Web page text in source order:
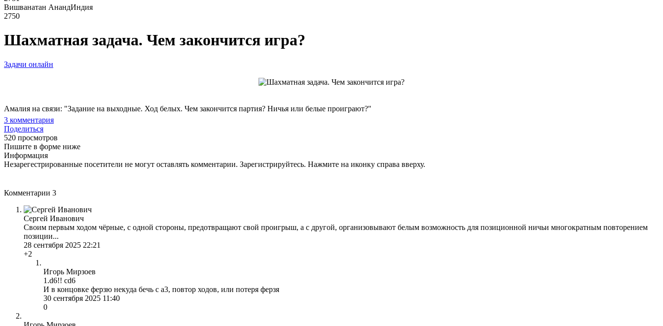
Вишванатан АнандИндия
2750
Шахматная задача. Чем закончится игра?
Задачи онлайн
Амалия на связи: "Задание на выходные. Ход белых. Чем закончится партия? Ничья или белые проиграют?"
3 комментария
Поделиться
520 просмотров
Пишите в форме ниже
Информация
Незарегестрированные посетители не могут оставлять комментарии. Зарегистрируйтесь. Нажмите на иконку справа вверху.
Комментарии 3
Сергей Иванович
Своим первым ходом чёрные, с одной стороны, предотвращают свой проигрыш, а с другой, организовывают белым возможность для позиционной ничьи многократным повторением
позиции...
28 сентября 2025 22:21
+2
Игорь Мирзоев
1.d6!! cd6
И в концовке ферзю некуда бечь с а3, повтор ходов, или потеря ферзя
30 сентября 2025 11:40
0